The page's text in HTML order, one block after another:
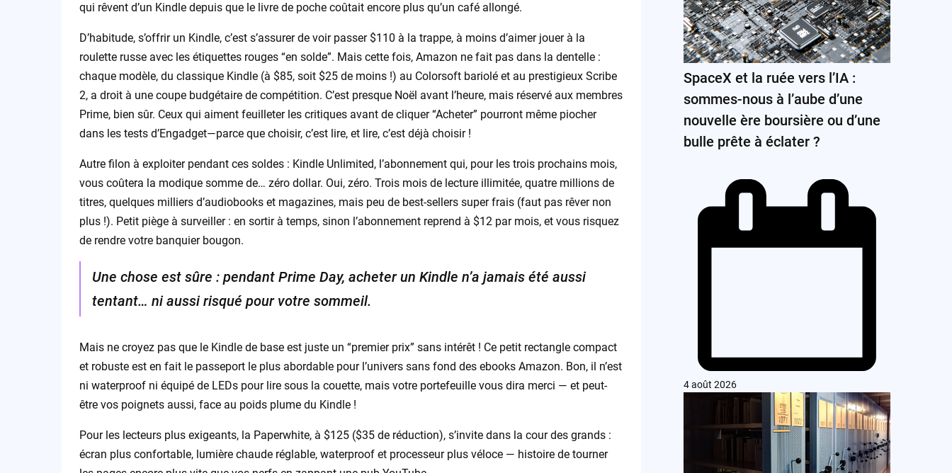
qui rêvent d’un Kindle depuis que le livre de poche coûtait encore plus qu’un café allongé.
D’habitude, s’offrir un Kindle, c’est s’assurer de voir passer $110 à la trappe, à moins d’aimer jouer à la
roulette russe avec les étiquettes rouges “en solde”. Mais cette fois, Amazon ne fait pas dans la dentelle :
chaque modèle, du classique Kindle (à $85, soit $25 de moins !) au Colorsoft bariolé et au prestigieux Scribe
2, a droit à une coupe budgétaire de compétition. C’est presque Noël avant l’heure, mais réservé aux membres
Prime, bien sûr. Ceux qui aiment feuilleter les critiques avant de cliquer “Acheter” pourront même piocher
dans les tests d’Engadget—parce que choisir, c’est lire, et lire, c’est déjà choisir !
Autre filon à exploiter pendant ces soldes : Kindle Unlimited, l’abonnement qui, pour les trois prochains mois,
vous coûtera la modique somme de… zéro dollar. Oui, zéro. Trois mois de lecture illimitée, quatre millions de
titres, quelques milliers d’audiobooks et magazines, mais peu de best-sellers super frais (faut pas rêver non
plus !). Petit piège à surveiller : en sortir à temps, sinon l’abonnement reprend à $12 par mois, et vous risquez
de rendre votre banquier bougon.
Une chose est sûre : pendant Prime Day, acheter un Kindle n’a jamais été aussi
tentant… ni aussi risqué pour votre sommeil.
Mais ne croyez pas que le Kindle de base est juste un “premier prix” sans intérêt ! Ce petit rectangle compact
et robuste est en fait le passeport le plus abordable pour l’univers sans fond des ebooks Amazon. Bon, il n’est
ni waterproof ni équipé de LEDs pour lire sous la couette, mais votre portefeuille vous dira merci — et peut-
être vos poignets aussi, face au poids plume du Kindle !
Pour les lecteurs plus exigeants, la Paperwhite, à $125 ($35 de réduction), s’invite dans la cour des grands :
écran plus confortable, lumière chaude réglable, waterproof et processeur plus véloce — histoire de tourner
SpaceX et la ruée vers l’IA :
sommes-nous à l’aube d’une
nouvelle ère boursière ou d’une
bulle prête à éclater ?
4 août 2026